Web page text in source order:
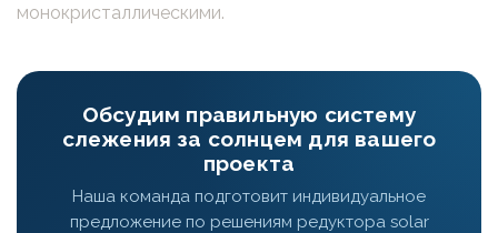
монокристаллическими.
Обсудим правильную систему
слежения за солнцем для вашего
проекта
Наша команда подготовит индивидуальное
предложение по решениям редуктора solar